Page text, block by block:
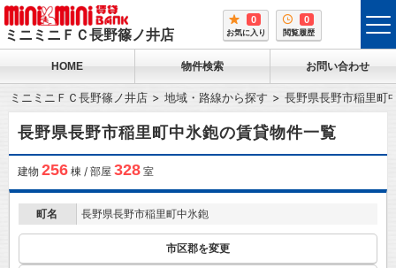
ミニミニＦＣ長野篠ノ井店
0
お気に入り
0
閲覧履歴
HOME 物件検索 お問い合わせ
ミニミニＦＣ長野篠ノ井店 地域・路線から探す 長野県長野市稲里町
長野県長野市稲里町中氷鉋の賃貸物件一覧
建物 256棟 / 部屋 328室
町名 長野県長野市稲里町中氷鉋
市区郡を変更